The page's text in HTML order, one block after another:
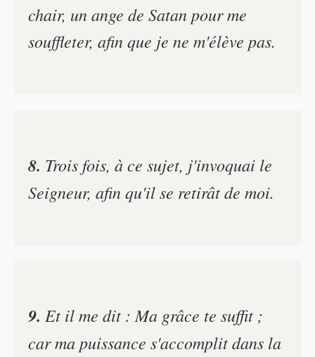
chair, un ange de Satan pour me
souffleter, afin que je ne m'élève pas.
8. Trois fois, à ce sujet, j'invoquai le
Seigneur, afin qu'il se retirât de moi.
9. Et il me dit : Ma grâce te suffit ;
car ma puissance s'accomplit dans la